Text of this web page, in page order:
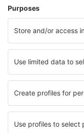
Hotels in Edmonton (AB)
Hotels in Belleville
Hotels in Cavendish
Die besten Hotels -
Hotels in Mouroux